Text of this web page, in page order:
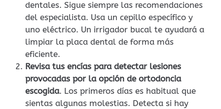
dentales. Sigue siempre las recomendaciones
del especialista. Usa un cepillo específico y
uno eléctrico. Un irrigador bucal te ayudará a
limpiar la placa dental de forma más
eficiente.
Revisa tus encías para detectar lesiones
provocadas por la opción de ortodoncia
escogida. Los primeros días es habitual que
sientas algunas molestias. Detecta si hay